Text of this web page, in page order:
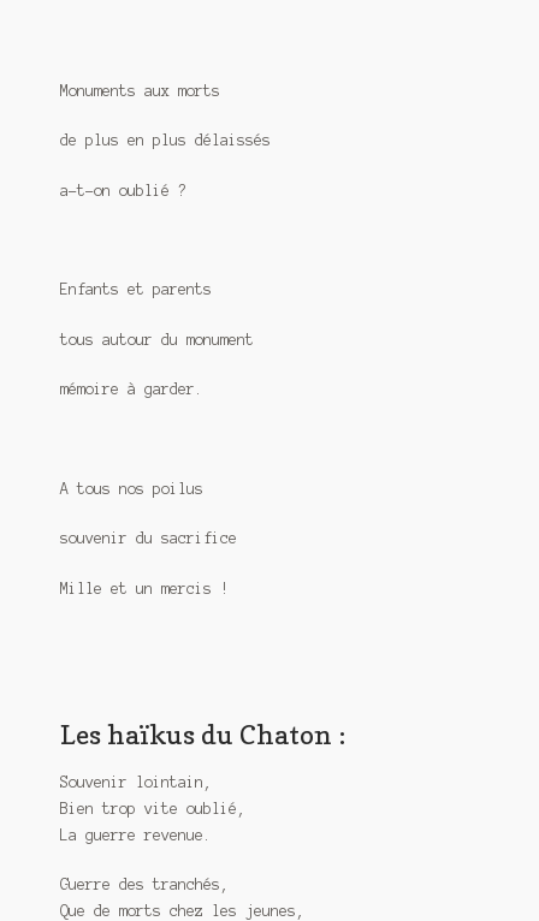
Monuments aux morts
de plus en plus délaissés
a-t-on oublié ?
Enfants et parents
tous autour du monument
mémoire à garder.
A tous nos poilus
souvenir du sacrifice
Mille et un mercis !
Les haïkus du Chaton :
Souvenir lointain,
Bien trop vite oublié,
La guerre revenue.
Guerre des tranchés,
Que de morts chez les jeunes,